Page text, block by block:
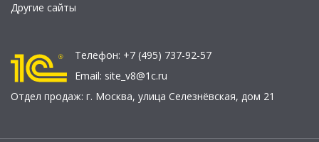
Другие сайты
Телефон: +7 (495) 737-92-57
Email: site_v8@1c.ru
Отдел продаж: г. Москва, улица Селезнёвская, дом 21